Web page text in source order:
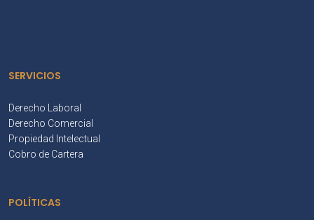
SERVICIOS
Derecho Laboral
Derecho Comercial
Propiedad Intelectual
Cobro de Cartera
POLÍTICAS